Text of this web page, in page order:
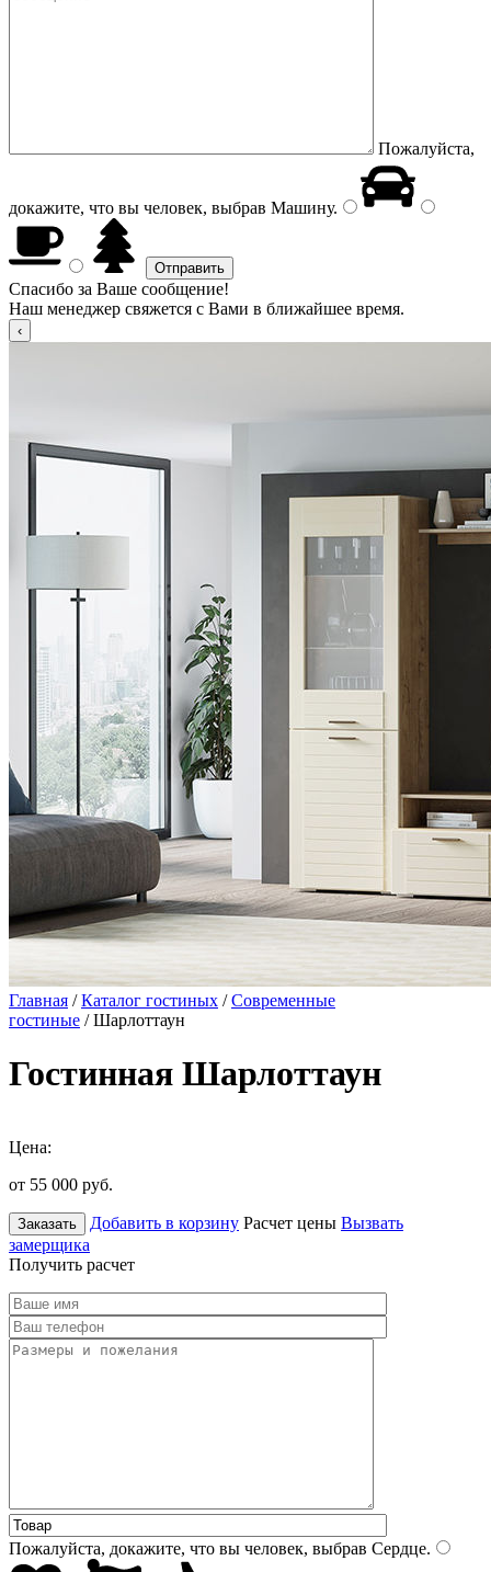
Пожалуйста,
докажите, что вы человек, выбрав Машину.
Спасибо за Ваше сообщение!
Наш менеджер свяжется с Вами в ближайшее время.
Главная /Каталог гостиных /Современные
гостиные / Шарлоттаун
Гостинная Шарлоттаун
Цена:
от 55 000 руб.
Заказать Добавить в корзину Расчет цены Вызвать
замерщика
Получить расчет
Пожалуйста, докажите, что вы человек, выбрав Сердце.